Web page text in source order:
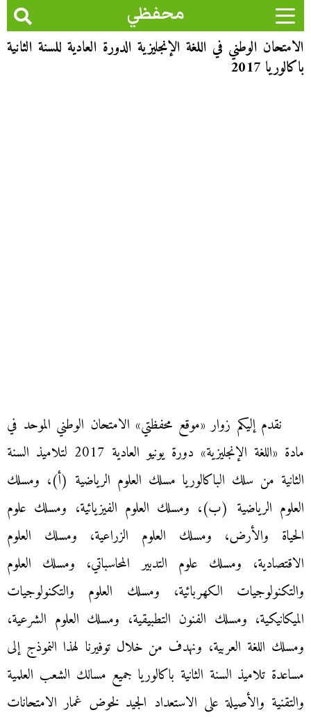
محفظي
الامتحان الوطني في اللغة الإنجليزية الدورة العادية للسنة الثانية
باكالوريا 2017
نقدم إليكم زوار «موقع محفظتي» الامتحان الوطني الموحد في
مادة «اللغة الإنجليزية» دورة يونيو العادية 2017 لتلاميذ السنة
الثانية من سلك الباكالوريا مسلك العلوم الرياضية (أ)، ومسلك
العلوم الرياضية (ب)، ومسلك العلوم الفيزيائية، ومسلك علوم
الحياة والأرض، ومسلك العلوم الزراعية، ومسلك العلوم
الاقتصادية، ومسلك علوم التدبير المحاسباتي، ومسلك العلوم
والتكنولوجيات الكهربائية، ومسلك العلوم والتكنولوجيات
الميكانيكية، ومسلك الفنون التطبيقية، ومسلك العلوم الشرعية،
ومسلك اللغة العربية، ونهدف من خلال توفيرنا لهذا النموذج إلى
مساعدة تلاميذ السنة الثانية باكالوريا جميع مسالك الشعب العلمية
والتقنية والأصيلة على الاستعداد الجيد لخوض غمار الامتحانات